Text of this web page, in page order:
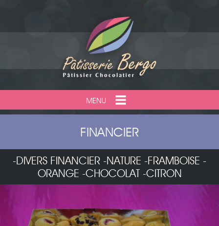
MENU
FINANCIER
-DIVERS FINANCIER -NATURE -FRAMBOISE -
ORANGE -CHOCOLAT -CITRON